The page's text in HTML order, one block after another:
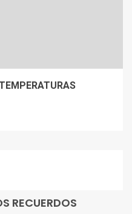
RECUERDOS